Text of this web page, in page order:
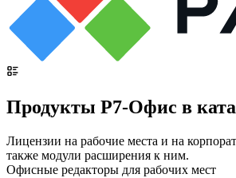
Продукты Р7-Офис в
Лицензии на рабочие места и на
также модули расширения к ним.
Офисные редакторы для рабочих мест